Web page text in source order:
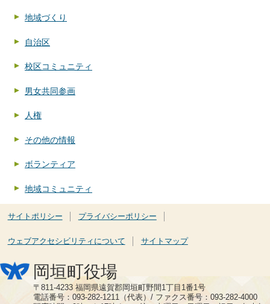
地域づくり
自治区
校区コミュニティ
男女共同参画
人権
その他の情報
ボランティア
地域コミュニティ
サイトポリシー プライバシーポリシー
ウェブアクセシビリティについて サイトマップ
岡垣町役場
〒811-4233 福岡県遠賀郡岡垣町野間1丁目1番1号
電話番号：093-282-1211（代表）/ ファクス番号：093-282-4000